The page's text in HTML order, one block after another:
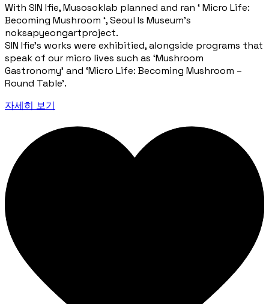
With SIN Ifie, Musosoklab planned and ran ‘ Micro Life:
Becoming Mushroom ‘, Seoul Is Museum’s
noksapyeongartproject.
SIN Ifie’s works were exhibitied, alongside programs that
speak of our micro lives such as ‘Mushroom
Gastronomy’ and ‘Micro Life: Becoming Mushroom –
Round Table’.
자세히 보기